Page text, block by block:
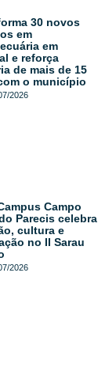
30 novos
em
em
e reforça
de mais de 15
o município
2026
Campo
Parecis celebra
cultura e
no II Sarau
2026